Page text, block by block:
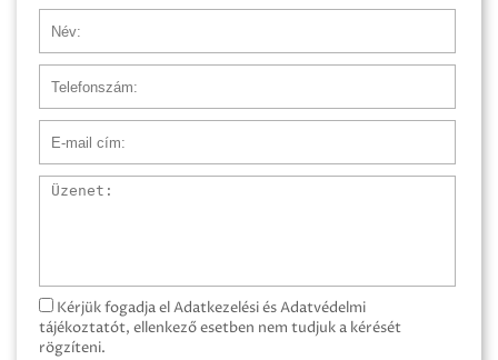
Üzenet
Kérjük fogadja el Adatkezelési és Adatvédelmi
tájékoztatót, ellenkező esetben nem tudjuk a kérését
rögzíteni.